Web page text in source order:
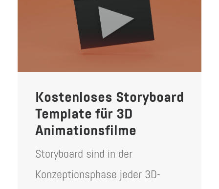
Kostenloses Storyboard
Template für 3D
Animationsfilme
Storyboard sind in der
Konzeptionsphase jeder 3D-